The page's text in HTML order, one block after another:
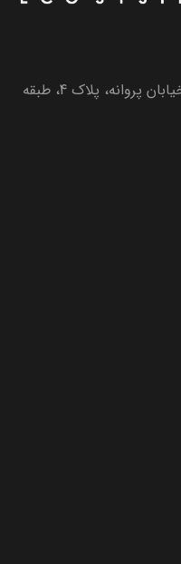
تهران، بزرگراه جلال آل احمد، خیابان پروانه، پلاک 4، طبقه